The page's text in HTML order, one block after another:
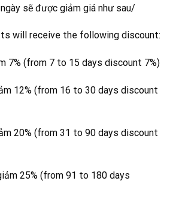
sẽ được giảm giá như sau/
will receive the following discount:
7% (from 7 to 15 days discount 7%)
12% (from 16 to 30 days discount
20% (from 31 to 90 days discount
25% (from 91 to 180 days